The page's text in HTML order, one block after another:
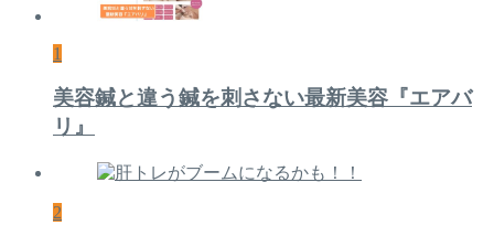
1
美容鍼と違う鍼を刺さない最新美容『エアバ
リ』
2